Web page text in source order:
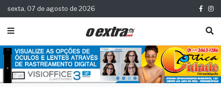
sexta, 07 de agosto de 2026